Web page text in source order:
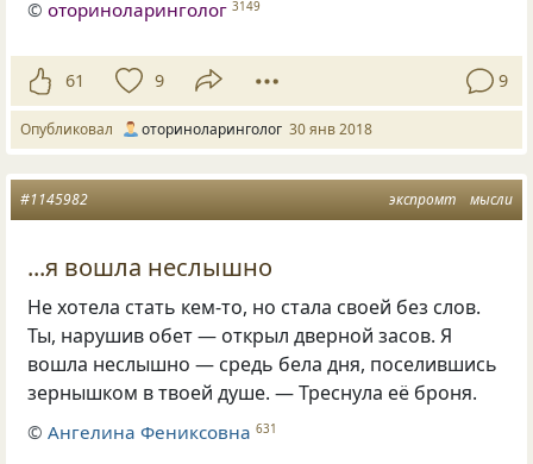
©оториноларинголог 3149
61 9 9
Опубликовал оториноларинголог 30 янв 2018
экспромт мысли
#1145982
...я вошла неслышно
Не хотела стать кем-то, но стала своей без слов.
Ты, нарушив обет — открыл дверной засов. Я
вошла неслышно — средь бела дня, поселившись
зернышком в твоей душе. — Треснула её броня.
©Ангелина Фениксовна 631